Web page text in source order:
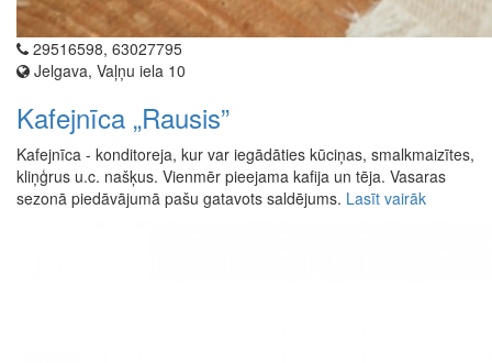
29516598, 63027795
Jelgava, Vaļņu iela 10
Kafejnīca „Rausis”
Kafejnīca - konditoreja, kur var iegādāties kūciņas, smalkmaizītes,
kliņģrus u.c. našķus. Vienmēr pieejama kafija un tēja. Vasaras
sezonā piedāvājumā pašu gatavots saldējums. Lasīt vairāk